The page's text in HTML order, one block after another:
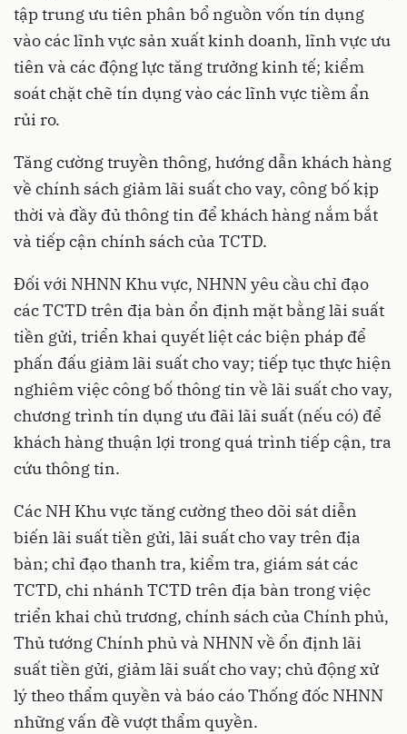
tập trung ưu tiên phân bổ nguồn vốn tín dụng
vào các lĩnh vực sản xuất kinh doanh, lĩnh vực ưu
tiên và các động lực tăng trưởng kinh tế; kiểm
soát chặt chẽ tín dụng vào các lĩnh vực tiềm ẩn
rủi ro.
Tăng cường truyền thông, hướng dẫn khách hàng
về chính sách giảm lãi suất cho vay, công bố kịp
thời và đầy đủ thông tin để khách hàng nắm bắt
và tiếp cận chính sách của TCTD.
Đối với NHNN Khu vực, NHNN yêu cầu chỉ đạo
các TCTD trên địa bàn ổn định mặt bằng lãi suất
tiền gửi, triển khai quyết liệt các biện pháp để
phấn đấu giảm lãi suất cho vay; tiếp tục thực hiện
nghiêm việc công bố thông tin về lãi suất cho vay,
chương trình tín dụng ưu đãi lãi suất (nếu có) để
khách hàng thuận lợi trong quá trình tiếp cận, tra
cứu thông tin.
Các NH Khu vực tăng cường theo dõi sát diễn
biến lãi suất tiền gửi, lãi suất cho vay trên địa
bàn; chỉ đạo thanh tra, kiểm tra, giám sát các
TCTD, chi nhánh TCTD trên địa bàn trong việc
triển khai chủ trương, chính sách của Chính phủ,
Thủ tướng Chính phủ và NHNN về ổn định lãi
suất tiền gửi, giảm lãi suất cho vay; chủ động xử
lý theo thẩm quyền và báo cáo Thống đốc NHNN
những vấn đề vượt thẩm quyền.